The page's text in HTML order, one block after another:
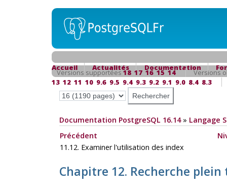
Accueil Actualités Documentation
Versions supportées18 17 16 15 14
Versions
13 12 11 10 9.6 9.5 9.4 9.3 9.2 9.1 9.0 8.4 8.3
Documentation PostgreSQL 16.14» Langage
Précédent
11.12. Examiner l'utilisation des index
Chapitre 12. Recherche plein